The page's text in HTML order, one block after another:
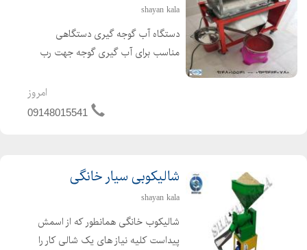
shayan kala
دستگاه آب گوجه گیری دستگاهی
مناسب برای آب گیری گوجه جهت رب
آب آلوزرد برای لواشک و آب انار دانه شده
و آب سیب با ظرفیت 500 تا 700 کیلو در
امروز
09148015541
شالیکوبی سیار خانگی
shayan kala
شالیکوب خانگی همانطور که از اسمش
پیداست کلیه نیاز های یک شالی کار را